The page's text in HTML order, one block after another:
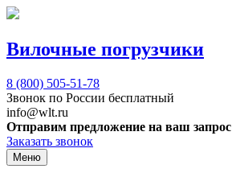
Вилочные погрузчики
8 (800) 505-51-78
Звонок по России бесплатный
info@wlt.ru
Отправим предложение на ваш запрос
Заказать звонок
Меню